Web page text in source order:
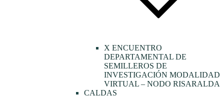
X ENCUENTRO
DEPARTAMENTAL DE
SEMILLEROS DE
INVESTIGACIÓN MODALIDAD
VIRTUAL – NODO RISARALDA
CALDAS